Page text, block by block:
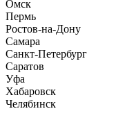
Омск
Пермь
Ростов-на-Дону
Самара
Санкт-Петербург
Саратов
Уфа
Хабаровск
Челябинск